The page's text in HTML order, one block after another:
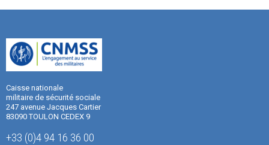
Caisse nationale
militaire de sécurité sociale
247 avenue Jacques Cartier
83090 TOULON CEDEX 9
+33 (0)4 94 16 36 00